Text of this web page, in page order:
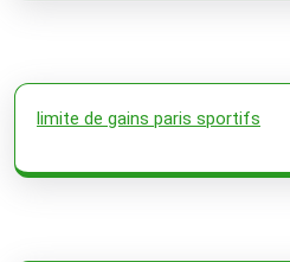
limite de gains paris sportifs